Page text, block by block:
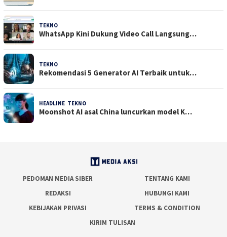
TEKNO
WhatsApp Kini Dukung Video Call Langsung…
TEKNO
Rekomendasi 5 Generator AI Terbaik untuk…
HEADLINE TEKNO
Moonshot AI asal China luncurkan model K…
PEDOMAN MEDIA SIBER
TENTANG KAMI
REDAKSI
HUBUNGI KAMI
KEBIJAKAN PRIVASI
TERMS & CONDITION
KIRIM TULISAN